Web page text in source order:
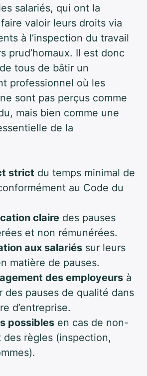
salariés, qui ont la
valoir leurs droits via
à l’inspection du travail
prud’homaux. Il est donc
tous de bâtir un
professionnel où les
sont pas perçus comme
mais bien comme une
de la
strict du temps minimal de
au Code du
claire des pauses
et non rémunérées.
aux salariés sur leurs
matière de pauses.
des employeurs à
des pauses de qualité dans
d’entreprise.
possibles en cas de non-
des règles (inspection,